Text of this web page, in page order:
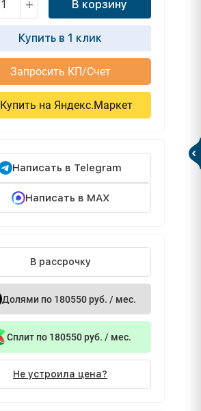
В корзину
Купить в 1 клик
Запросить КП/Счет
Купить на Яндекс.Маркет
Написать в Telegram
Написать в MAX
В рассрочку
Долями по 180550 руб. / мес.
Сплит по 180550 руб. / мес.
Не устроила цена?